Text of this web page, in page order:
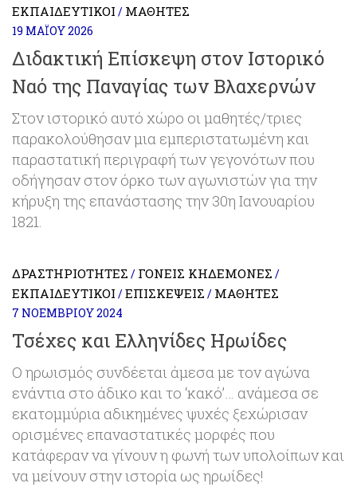
ΕΚΠΑΙΔΕΥΤΙΚΟΊ / ΜΑΘΗΤΈΣ
19 ΜΑΪ́ΟΥ 2026
Διδακτική Επίσκεψη στον Ιστορικό
Ναό της Παναγίας των Βλαχερνών
Στον ιστορικό αυτό χώρο οι μαθητές/τριες
παρακολούθησαν μια εμπεριστατωμένη και
παραστατική περιγραφή των γεγονότων που
οδήγησαν στον όρκο των αγωνιστών για την
κήρυξη της επανάστασης την 30η Ιανουαρίου
1821.
ΔΡΑΣΤΗΡΙΌΤΗΤΕΣ / ΓΟΝΕΊΣ ΚΗΔΕΜΌΝΕΣ /
ΕΚΠΑΙΔΕΥΤΙΚΟΊ /ΕΠΙΣΚΈΨΕΙΣ / ΜΑΘΗΤΈΣ
7 ΝΟΕΜΒΡΊΟΥ 2024
Τσέχες και Ελληνίδες Ηρωίδες
Ο ηρωισμός συνδέεται άμεσα με τον αγώνα
ενάντια στο άδικο και το ‘κακό’… ανάμεσα σε
εκατομμύρια αδικημένες ψυχές ξεχώρισαν
ορισμένες επαναστατικές μορφές που
κατάφεραν να γίνουν η φωνή των υπολοίπων και
να μείνουν στην ιστορία ως ηρωίδες!